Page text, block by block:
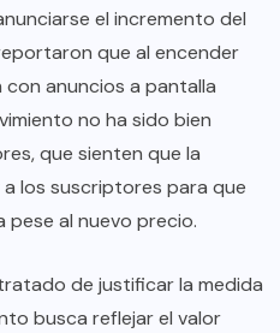
el incremento del
que al encender
anuncios a pantalla
no ha sido bien
que sienten que la
los suscriptores para que
al nuevo precio.
de justificar la medida
busca reflejar el valor